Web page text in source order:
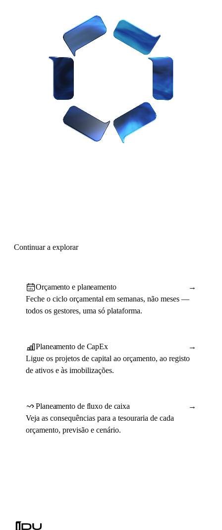
Continuar a explorar
Orçamento e planeamento
→
Feche o ciclo orçamental em semanas, não meses —
todos os gestores, uma só plataforma.
Planeamento de CapEx
→
Ligue os projetos de capital ao orçamento, ao registo
de ativos e às imobilizações.
Planeamento de fluxo de caixa
→
Veja as consequências para a tesouraria de cada
orçamento, previsão e cenário.